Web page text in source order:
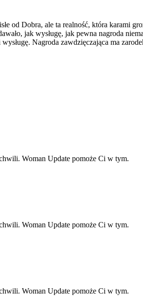
od Dobra, ale ta realność, która karami
jak wysługę, jak pewna nagroda
Nagroda zawdzięczająca ma
Woman Update pomoże Ci w tym.
Woman Update pomoże Ci w tym.
Woman Update pomoże Ci w tym.